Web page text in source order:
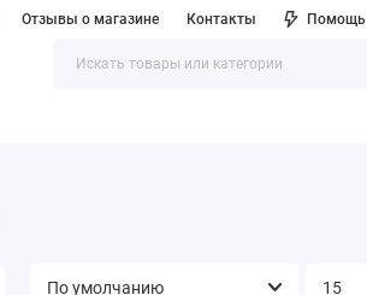
Отзывы о магазине Контакты Помощь